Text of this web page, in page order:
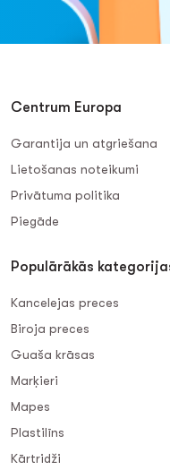
Centrum Europa
Garantija un atgriešana
Lietošanas noteikumi
Privātuma politika
Piegāde
Populārākās
Kancelejas preces
Biroja preces
Guaša krāsas
Marķieri
Mapes
Plastilīns
Kārtridži